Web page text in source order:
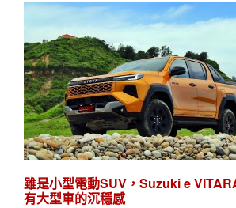
雖是小型電動SUV，Suzuki e
有大型車的沉穩感